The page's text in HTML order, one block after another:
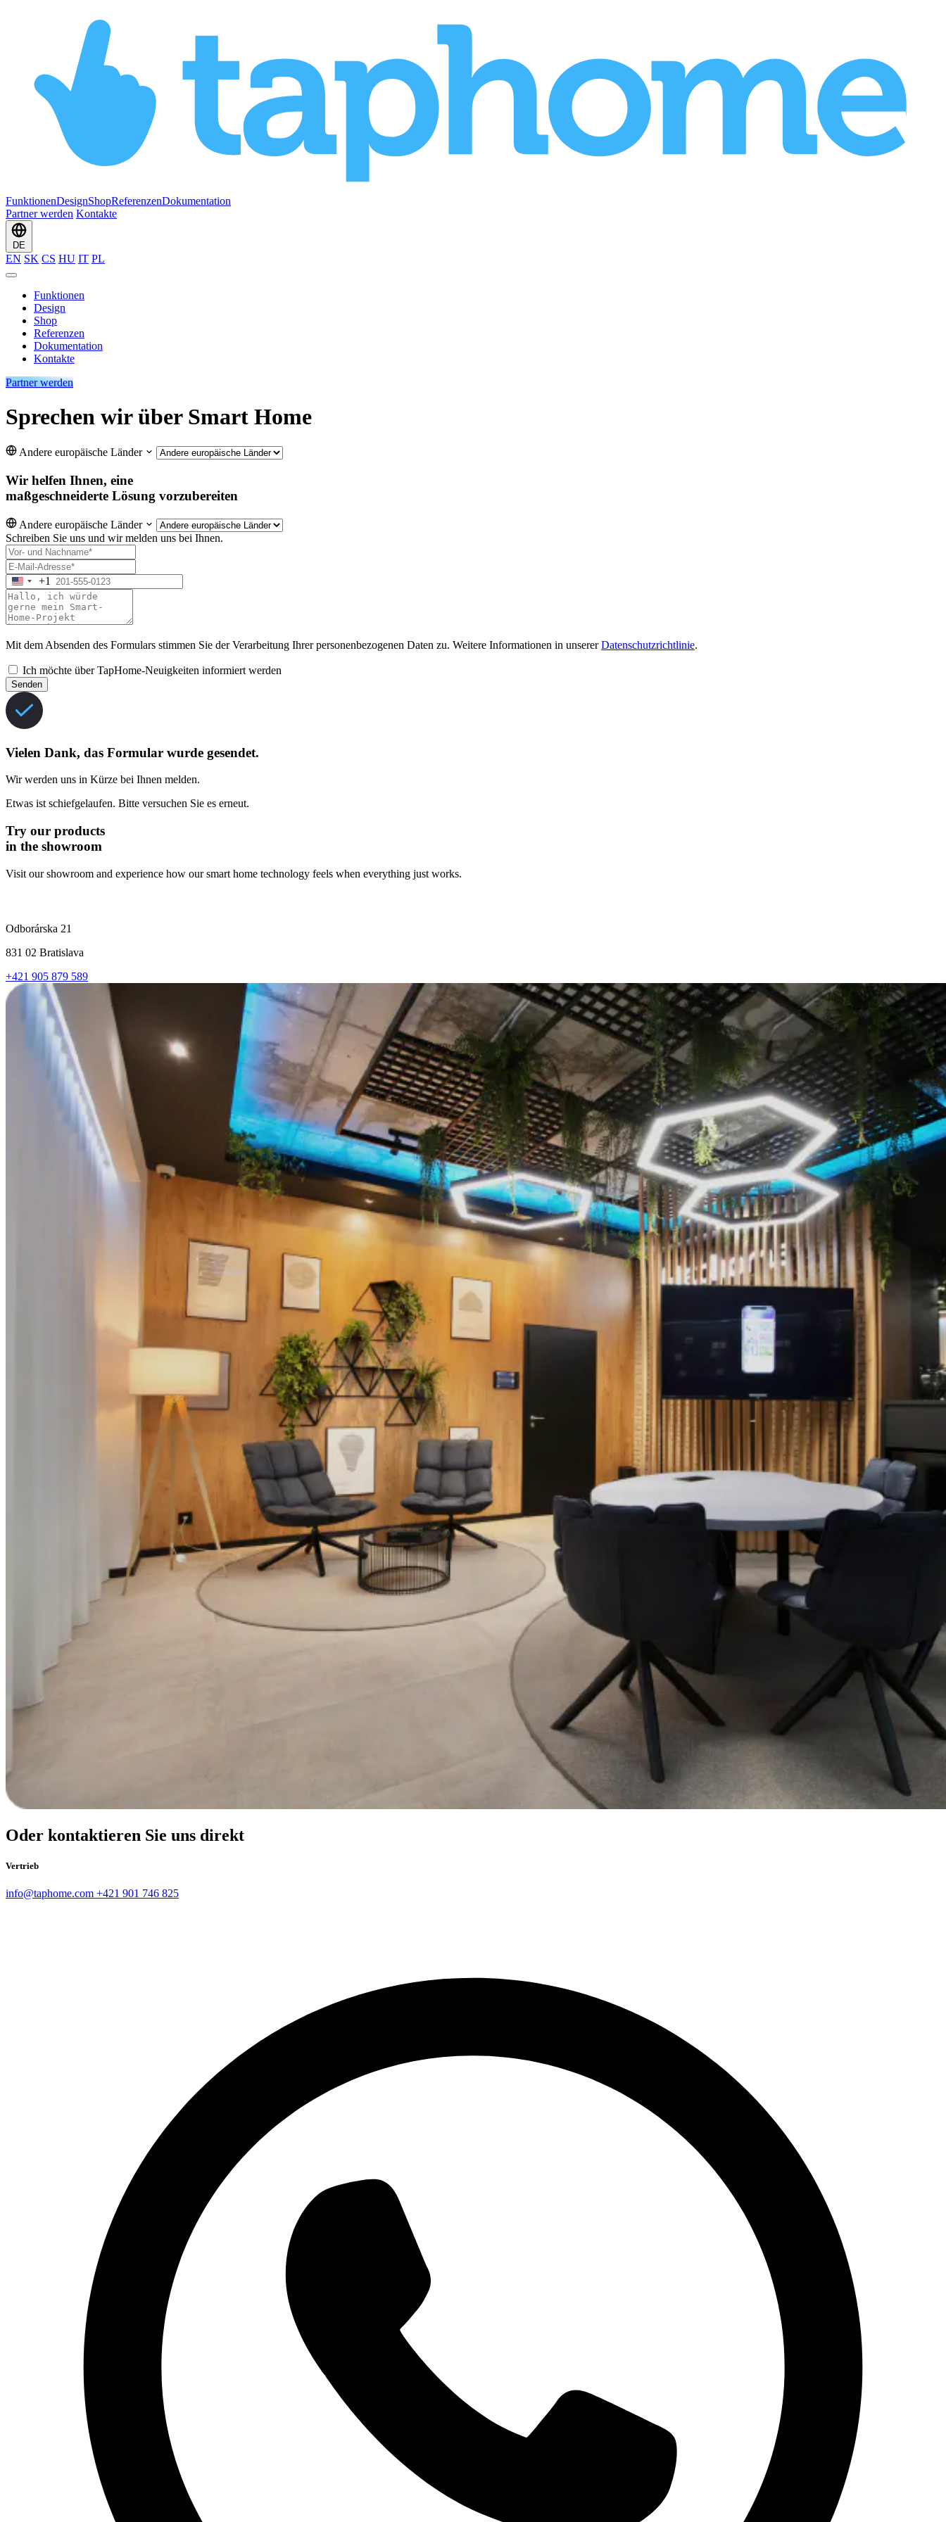
FunktionenDesignShopReferenzenDokumentation
Partner werden Kontakte
DE
EN SK CS HU IT PL
Funktionen
Design
Shop
Referenzen
Dokumentation
Kontakte
Partner werden
Sprechen wir über Smart Home
Andere europäische Länder
Wir helfen Ihnen, eine
maßgeschneiderte Lösung vorzubereiten
Andere europäische Länder
Schreiben Sie uns und wir melden uns bei Ihnen.
+1
Mit dem Absenden des Formulars stimmen Sie der Verarbeitung Ihrer personenbezogenen Daten zu. Weitere Informationen in unsererDatenschutzrichtlinie.
Ich möchte über TapHome-Neuigkeiten informiert werden
Senden
Vielen Dank, das Formular wurde gesendet.
Wir werden uns in Kürze bei Ihnen melden.
Etwas ist schiefgelaufen. Bitte versuchen Sie es erneut.
Try our products
in the showroom
Visit our showroom and experience how our smart home technology feels when everything just works.
Odborárska 21
831 02 Bratislava
+421 905 879 589
Oder kontaktieren Sie uns direkt
Vertrieb
info@taphome.com +421 901 746 825